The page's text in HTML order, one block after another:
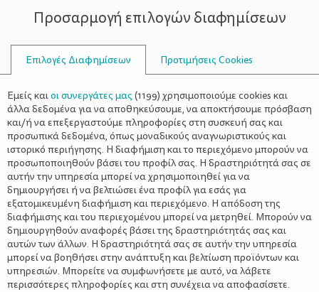
ΣΥΜΒΟΥΛΟΙ
ΑΝΤΙΜΕΤΩΠΊΣΟΥΝ
Προσαρμογή επιλογών διαφημίσεων
Επιλογές Διαφημίσεων Προτιμήσεις Cookies
Εμείς καιοι συνεργάτες μας (1199) χρησιμοποιούμε cookies και
άλλα δεδομένα για να αποθηκεύσουμε, να αποκτήσουμε πρόσβαση
και/ή να επεξεργαστούμε πληροφορίες στη συσκευή σας και
προσωπικά δεδομένα, όπως μοναδικούς αναγνωριστικούς και
ιστορικό περιήγησης. Η διαφήμιση και το περιεχόμενο μπορούν να
προσωποποιηθούν βάσει του προφίλ σας. Η δραστηριότητά σας σε
αυτήν την υπηρεσία μπορεί να χρησιμοποιηθεί για να
δημιουργήσει ή να βελτιώσει ένα προφίλ για εσάς για
εξατομικευμένη διαφήμιση και περιεχόμενο. Η απόδοση της
διαφήμισης και του περιεχομένου μπορεί να μετρηθεί. Μπορούν να
δημιουργηθούν αναφορές βάσει της δραστηριότητάς σας και
αυτών των άλλων. Η δραστηριότητά σας σε αυτήν την υπηρεσία
μπορεί να βοηθήσει στην ανάπτυξη και βελτίωση προϊόντων και
υπηρεσιών. Μπορείτε να συμφωνήσετε με αυτό, να λάβετε
περισσότερες πληροφορίες και στη συνέχεια να αποφασίσετε.